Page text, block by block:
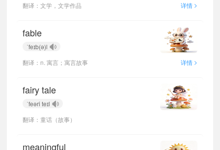
翻译：文学，文学作品
详情 >
fable
ˈfeɪb(ə)l
翻译：n. 寓言；寓言故事
详情 >
fairy tale
ˈfeəri teɪl
翻译：童话（故事）
meaningful